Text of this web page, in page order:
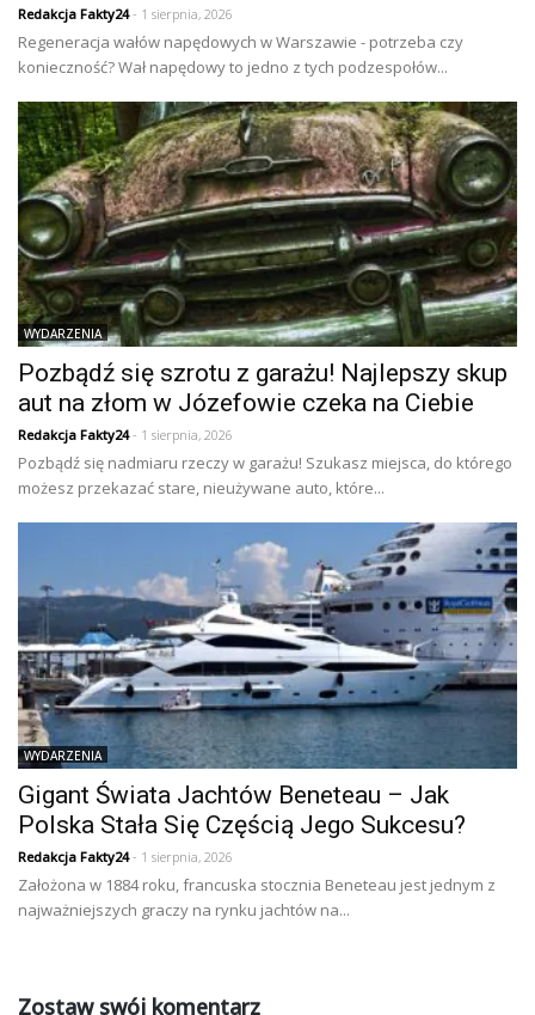
Redakcja Fakty24- 1 sierpnia, 2026
Regeneracja wałów napędowych w Warszawie - potrzeba czy
konieczność? Wał napędowy to jedno z tych podzespołów...
WYDARZENIA
Pozbądź się szrotu z garażu! Najlepszy skup
aut na złom w Józefowie czeka na Ciebie
Redakcja Fakty24- 1 sierpnia, 2026
Pozbądź się nadmiaru rzeczy w garażu! Szukasz miejsca, do którego
możesz przekazać stare, nieużywane auto, które...
WYDARZENIA
Gigant Świata Jachtów Beneteau – Jak
Polska Stała Się Częścią Jego Sukcesu?
Redakcja Fakty24- 1 sierpnia, 2026
Założona w 1884 roku, francuska stocznia Beneteau jest jednym z
najważniejszych graczy na rynku jachtów na...
Zostaw swój komentarz